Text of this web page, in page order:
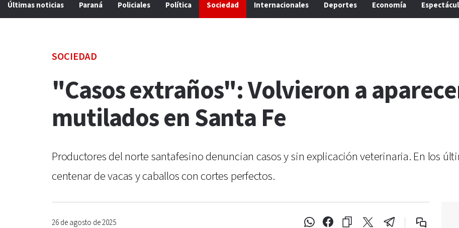
Últimas noticias Paraná Policiales Política Sociedad Internacionales Deportes Economía
SOCIEDAD
"Casos extraños": Volvieron a
mutilados en Santa Fe
Productores del norte santafesino denuncian casos y sin explicación veterinaria. En los
centenar de vacas y caballos con cortes perfectos.
26 de agosto de 2025